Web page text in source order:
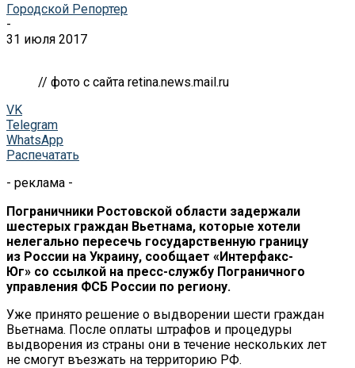
Городской Репортер
-
31 июля 2017
// фото с сайта retina.news.mail.ru
VK
Telegram
WhatsApp
Распечатать
- реклама -
Пограничники Ростовской области задержали
шестерых граждан Вьетнама, которые хотели
нелегально пересечь государственную границу
из России на Украину, сообщает «Интерфакс-
Юг» со ссылкой на пресс-службу Пограничного
управления ФСБ России по региону.
Уже принято решение о выдворении шести граждан
Вьетнама. После оплаты штрафов и процедуры
выдворения из страны они в течение нескольких лет
не смогут въезжать на территорию РФ.